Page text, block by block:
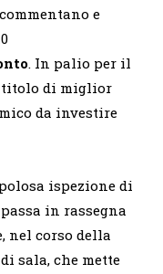
e
. In palio per il
di miglior
da investire
ispezione di
in rassegna
nel corso della
sala, che mette